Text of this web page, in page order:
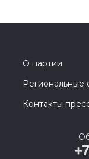
О партии
Региональные
Контакты